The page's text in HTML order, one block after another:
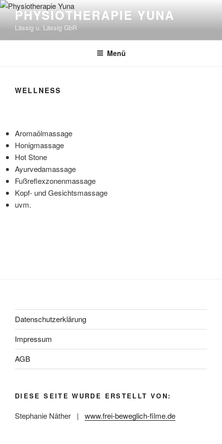
Zum
Inhalt
springen
PHYSIOTHERAPIE YUNA
Lässig u. Lässig GbR
Menü
WELLNESS
Aromaölmassage
Honigmassage
Hot Stone
Ayurvedamassage
Fußreflexzonenmassage
Kopf- und Gesichtsmassage
uvm.
Datenschutzerklärung
Impressum
AGB
DIESE SEITE WURDE ERSTELLT VON:
Stephanie Näther | www.frei-beweglich-filme.de
Zur Datenschutzerklärung